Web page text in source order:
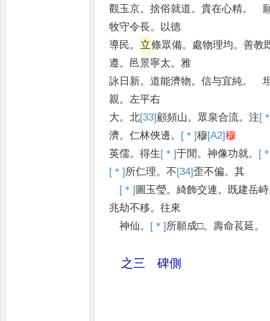
觀玉京。捨俗就道。貴在心精。
牧守令長。 以德
導民。 立條眾備。 處物理均。善教
遵。 邑景寧太。雅
詠日新。道能濟物。信与宜純。
親。左平右
大。北[33] 顧頻山。 眾泉合流。注[
濟。仁林俠邊。 [＊]穆[A2]穆
英儒。得生 [＊]于閒。神像功就。
[
[＊] 所仁理。不[34]歪不偏。其
[＊] 圖 玉瑩。綺飾交連。 既建岳峙
兆劫不移。往來
神仙。 [＊] 所願成□。壽命萇延。
之三 碑側